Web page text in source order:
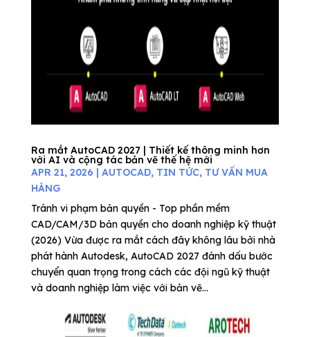
Ra mắt AutoCAD 2027 | Thiết kế thông minh hơn
với AI và cộng tác bản vẽ thế hệ mới
APR 21, 2026 | AUTOCAD, TIN TỨC, TƯ VẤN MUA
HÀNG
Tránh vi phạm bản quyền - Top phần mềm
CAD/CAM/3D bản quyền cho doanh nghiệp kỹ thuật
(2026) Vừa được ra mắt cách đây không lâu bởi nhà
phát hành Autodesk, AutoCAD 2027 đánh dấu bước
chuyển quan trọng trong cách các đội ngũ kỹ thuật
và doanh nghiệp làm việc với bản vẽ...